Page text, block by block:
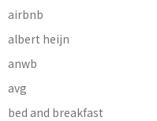
airbnb
albert heijn
anwb
avg
bed and breakfast